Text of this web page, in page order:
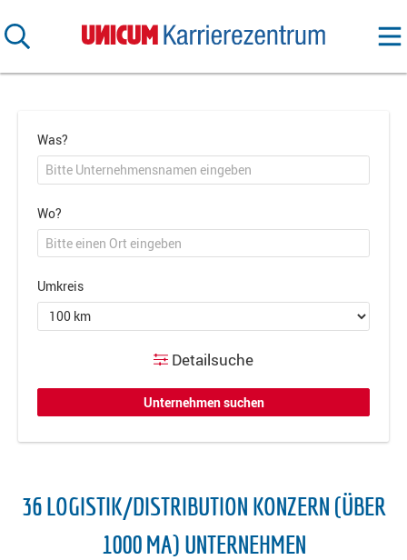
Was?
Wo?
Umkreis
Detailsuche
36 LOGISTIK/DISTRIBUTION KONZERN (ÜBER
1000 MA) UNTERNEHMEN